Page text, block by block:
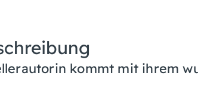
kommt mit ihrem